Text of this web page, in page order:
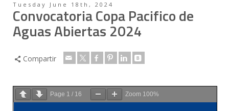
Tuesday June 18th, 2024
Convocatoria Copa Pacifico de
Aguas Abiertas 2024
Compartir
Page 1 / 16 Zoom 100%